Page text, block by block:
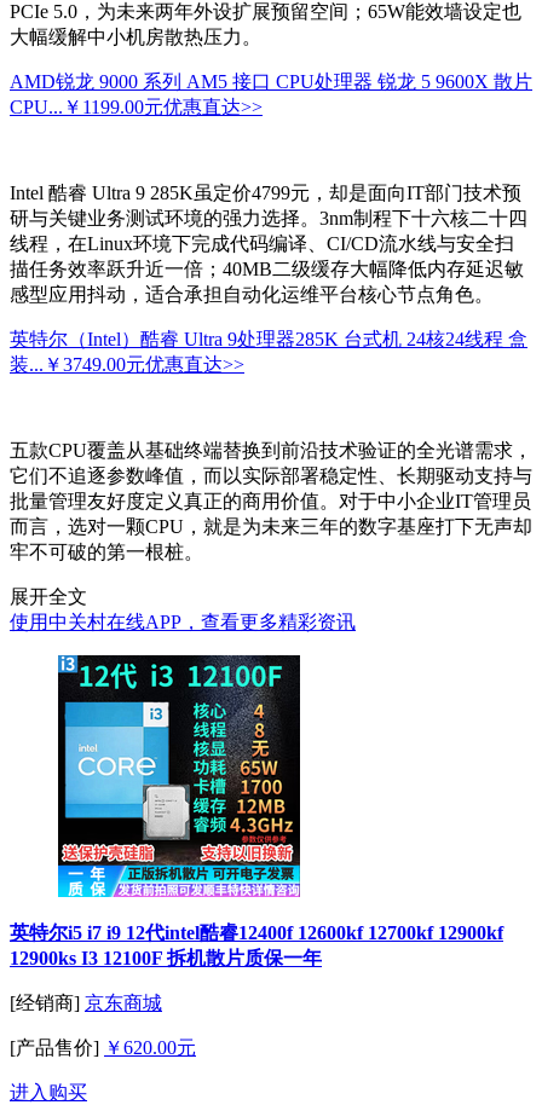
PCIe 5.0，为未来两年外设扩展预留空间；65W能效墙设定也
大幅缓解中小机房散热压力。
AMD锐龙 9000 系列 AM5 接口 CPU处理器 锐龙 5 9600X 散片
CPU... ￥1199.00元优惠直达>>
Intel 酷睿 Ultra 9 285K虽定价4799元，却是面向IT部门技术预
研与关键业务测试环境的强力选择。3nm制程下十六核二十四
线程，在Linux环境下完成代码编译、CI/CD流水线与安全扫
描任务效率跃升近一倍；40MB二级缓存大幅降低内存延迟敏
感型应用抖动，适合承担自动化运维平台核心节点角色。
英特尔（Intel）酷睿 Ultra 9处理器285K 台式机 24核24线程 盒
装... ￥3749.00元优惠直达>>
五款CPU覆盖从基础终端替换到前沿技术验证的全光谱需求，
它们不追逐参数峰值，而以实际部署稳定性、长期驱动支持与
批量管理友好度定义真正的商用价值。对于中小企业IT管理员
而言，选对一颗CPU，就是为未来三年的数字基座打下无声却
牢不可破的第一根桩。
展开全文
使用中关村在线APP，查看更多精彩资讯
英特尔i5 i7 i9 12代intel酷睿12400f 12600kf 12700kf 12900kf
12900ks I3 12100F 拆机散片质保一年
[经销商] 京东商城
[产品售价] ￥620.00元
进入购买